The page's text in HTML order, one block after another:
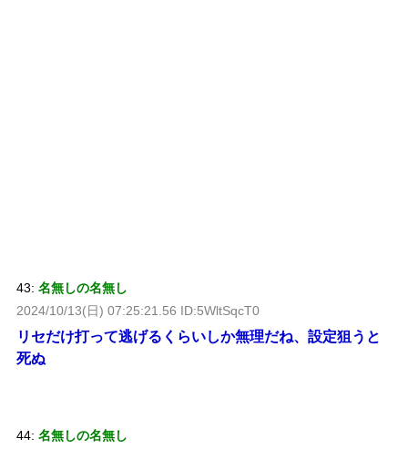
43: 名無しの名無し
2024/10/13(日) 07:25:21.56 ID:5WltSqcT0
リセだけ打って逃げるくらいしか無理だね、設定狙うと
死ぬ
44: 名無しの名無し